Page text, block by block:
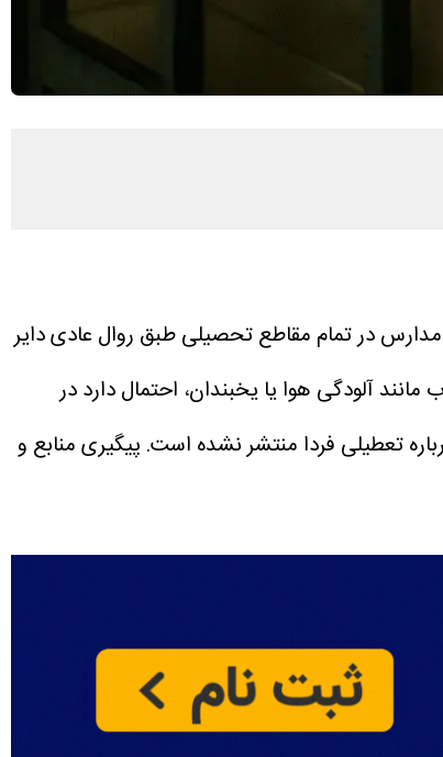
درباره وضعیت تعطیلی مدارس استان مازندران، روز سه‌شنبه ۲۹ مهر ۱۴۰۴، تمامی مدارس در تمام مقاطع تحصیلی طبق روال عادی دایر
آلودگی هوا یا یخبندان، احتمال دارد در
تعطیلی فردا منتشر نشده است. پیگیری منابع و